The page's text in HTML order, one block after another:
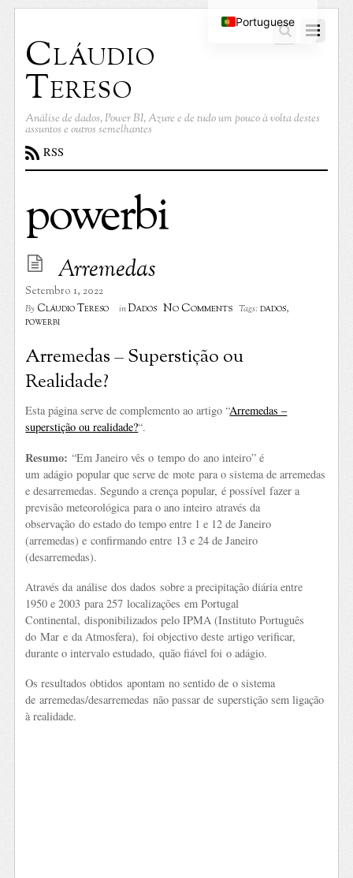
Cláudio
Tereso
Análise de dados, Power BI, Azure e de tudo um pouco à volta destes
assuntos e outros semelhantes
RSS
powerbi
Arremedas
Setembro 1, 2022
By Cláudio Tereso inDados No Comments Tags:dados,
powerbi
Arremedas – Superstição ou
Realidade?
Esta página serve de complemento ao artigo “Arremedas –
superstição ou realidade?“.
Resumo: “Em Janeiro vês o tempo do ano inteiro” é
um adágio popular que serve de mote para o sistema de arremedas
e desarremedas. Segundo a crença popular, é possível fazer a
previsão meteorológica para o ano inteiro através da
observação do estado do tempo entre 1 e 12 de Janeiro
(arremedas) e confirmando entre 13 e 24 de Janeiro
(desarremedas).
Através da análise dos dados sobre a precipitação diária entre
1950 e 2003 para 257 localizações em Portugal
Continental, disponibilizados pelo IPMA (Instituto Português
do Mar e da Atmosfera), foi objectivo deste artigo verificar,
durante o intervalo estudado, quão fiável foi o adágio.
Os resultados obtidos apontam no sentido de o sistema
de arremedas/desarremedas não passar de superstição sem ligação
à realidade.
Portuguese